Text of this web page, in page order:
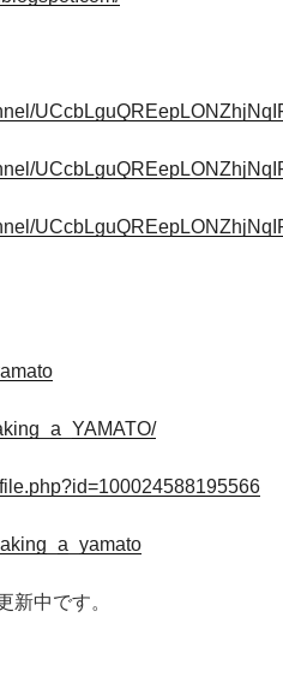
新中です。